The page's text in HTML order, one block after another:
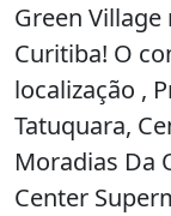
Green
Curitiba! O
localização ,
Tatuquara,
Moradias Da
Center